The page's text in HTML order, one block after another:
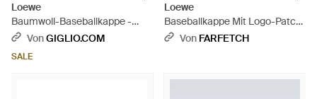
Loewe
Baumwoll-Baseballkappe -
GrünVonGIGLIO.COM
SALE
Loewe
Baseballkappe Mit Logo-Patch
- Grün
Von FARFETCH